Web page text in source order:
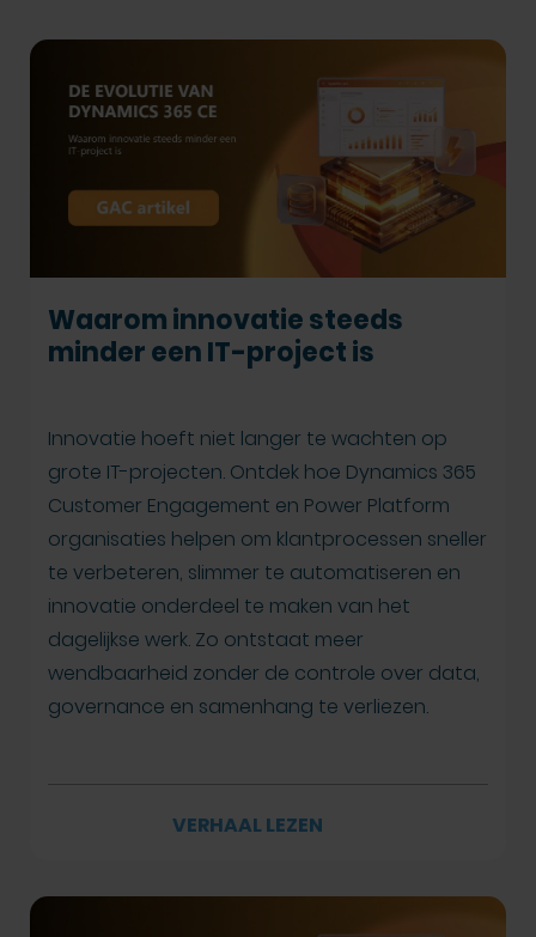
Waarom innovatie steeds
minder een IT-project is
Innovatie hoeft niet langer te wachten op
grote IT-projecten. Ontdek hoe Dynamics 365
Customer Engagement en Power Platform
organisaties helpen om klantprocessen sneller
te verbeteren, slimmer te automatiseren en
innovatie onderdeel te maken van het
dagelijkse werk. Zo ontstaat meer
wendbaarheid zonder de controle over data,
governance en samenhang te verliezen.
VERHAAL LEZEN